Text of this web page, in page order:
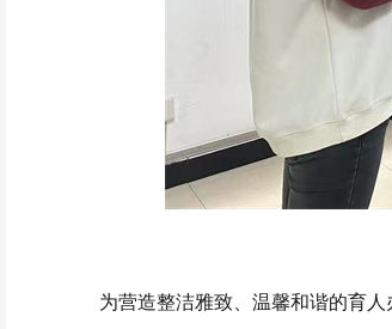
为营造整洁雅致、温馨和谐的育人